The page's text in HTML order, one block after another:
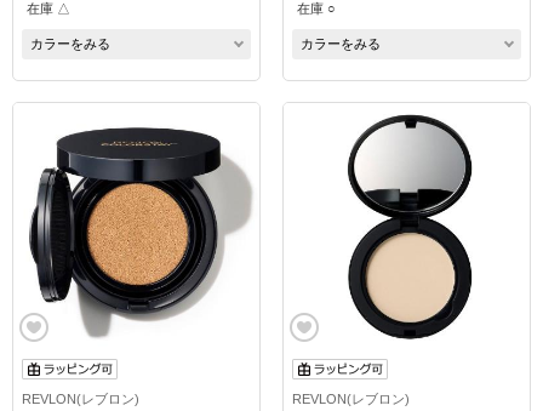
在庫 △
カラーをみる
在庫 ○
カラーをみる
REVLON(レブロン) REVLON(レブロン)